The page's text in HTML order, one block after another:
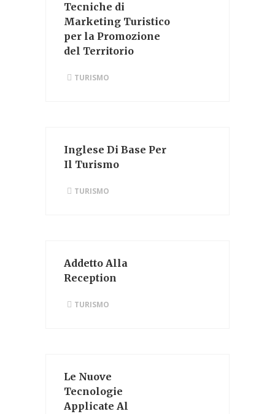
Tecniche di
Marketing Turistico
per la Promozione
del Territorio
TURISMO
Inglese Di Base Per
Il Turismo
TURISMO
Addetto Alla
Reception
TURISMO
Le Nuove
Tecnologie
Applicate Al